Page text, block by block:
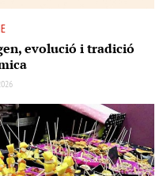
evolució i tradició